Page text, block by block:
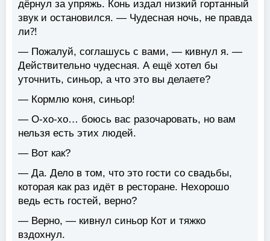
дёрнул за упряжь. Конь издал низкий гортанный
звук и остановился. — Чудесная ночь, не правда
ли⁈
— Пожалуй, соглашусь с вами, — кивнул я. —
Действительно чудесная. А ещё хотел бы
уточнить, синьор, а что это вы делаете?
— Кормлю коня, синьор!
— О-хо-хо… боюсь вас разочаровать, но вам
нельзя есть этих людей.
— Вот как?
— Да. Дело в том, что это гости со свадьбы,
которая как раз идёт в ресторане. Нехорошо
ведь есть гостей, верно?
— Верно, — кивнул синьор Кот и тяжко
вздохнул.